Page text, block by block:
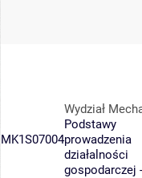
MK1S07004
Wydział
Podstawy
prowadzenia
działalności
gospodarczej